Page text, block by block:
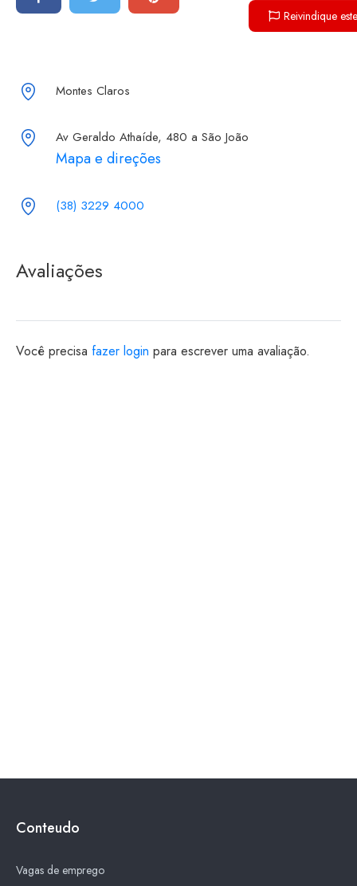
Reivindique
Montes Claros
Av Geraldo Athaíde, 480 a São João
Mapa e direções
(38) 3229 4000
Avaliações
Você precisa fazer login para escrever uma avaliação.
Conteudo
Vagas de emprego